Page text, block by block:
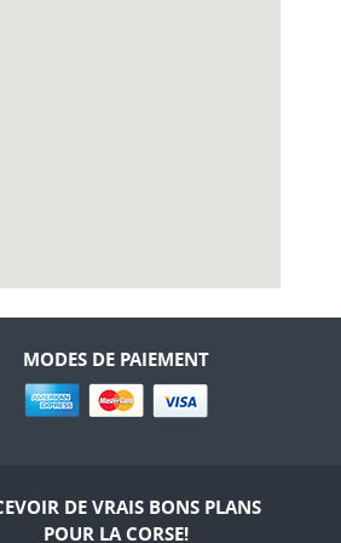
MODES DE PAIEMENT
DE VRAIS BONS PLANS
POUR LA CORSE!